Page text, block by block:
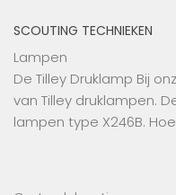
SCOUTING TECHNIEKEN
Lampen
De Tilley Druklamp Bij
van Tilley druklampen.
lampen type X246B.